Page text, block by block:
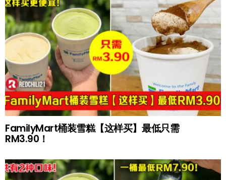
FamilyMart桶装雪糕【这样买】最低只需
RM3.90！